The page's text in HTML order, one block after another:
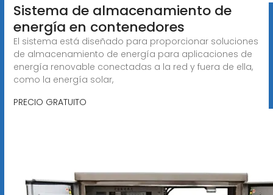
Sistema de almacenamiento de
energía en contenedores
El sistema está diseñado para proporcionar soluciones
de almacenamiento de energía para aplicaciones de
energía renovable conectadas a la red y fuera de ella,
como la energía solar,
PRECIO GRATUITO